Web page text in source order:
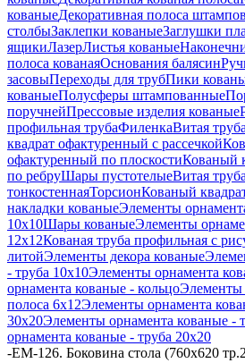
кованыеДекоративная полоса
столбыЗаклепки кованыеЗаглушки
ящикиЛазерЛистья кованые
полоса кованаяОснования балясин
засовыПереходы для трубПики
кованыеПолусферы штампованные
поручнейПрессовые изделия кованые
профильная трубаФиленкаВитая
квадрат офактуренный с рассечкой
офактуренный по плоскостиКованый
по ребруШары пустотелыеВитая труба
тонкостеннаяТорсионКованый
накладки кованыеЭлементы
10х10Шары кованыеЭлементы
12х12Кованая труба профильная с
литойЭлементы декора кованые
- труба 10х10Элементы орнамента
орнамента кованые - кольцоЭлементы
полоса 6х12Элементы орнамента
30х20Элементы орнамента кованые -
орнамента кованые - труба 20х20
-ЕМ-126. Боковина стола (760х620